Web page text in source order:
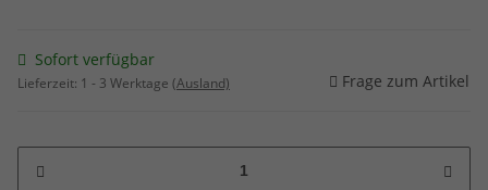
Sofort verfügbar
Lieferzeit: 1 - 3 Werktage (Ausland) Frage zum Artikel